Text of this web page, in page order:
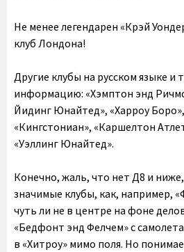
Не менее легендарен «Крэй
клуб Лондона!
Другие клубы на русском языке и
информацию: «Хэмптон энд
Йидинг Юнайтед», «Харроу
«Кингстониан», «Каршелтон
«Уэллинг Юнайтед».
Конечно, жаль, что нет Д8 и
значимые клубы, как, например,
чуть ли не в центре на фоне
«Бедфонт энд Фелчем» с
в «Хитроу» мимо поля. Но